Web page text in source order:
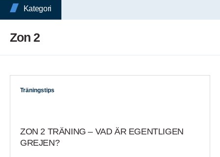
Kategori
Zon 2
Träningstips
ZON 2 TRÄNING – VAD ÄR EGENTLIGEN
GREJEN?